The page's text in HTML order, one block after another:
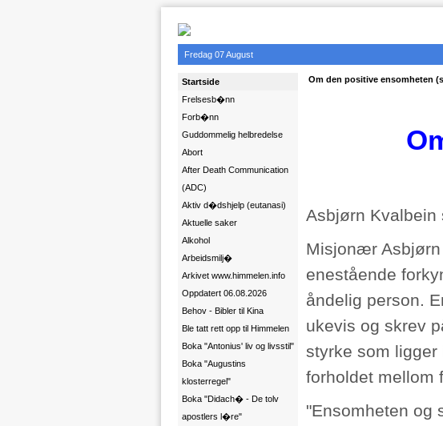
Fredag 07 August
Startside
Frelsesb�nn
Forb�nn
Guddommelig helbredelse
Abort
After Death Communication
(ADC)
Aktiv d�dshjelp (eutanasi)
Aktuelle saker
Alkohol
Arbeidsmilj�
Arkivet www.himmelen.info
Oppdatert 06.08.2026
Behov - Bibler til Kina
Ble tatt rett opp til Himmelen
Boka "Antonius' liv og livsstil"
Boka "Augustins
klosterregel"
Boka "Didach� - De tolv
apostlers l�re"
Om den positive ensomheten
Asbjørn Kvalbein
Misjonær
enestående
åndelig person.
ukevis og skrev
styrke som
forholdet mellom
"Ensomheten og